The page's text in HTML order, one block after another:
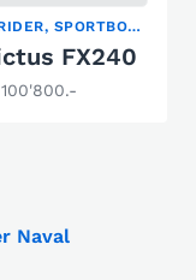
BOWRIDER, SPORTBOOT
FX240
Naval